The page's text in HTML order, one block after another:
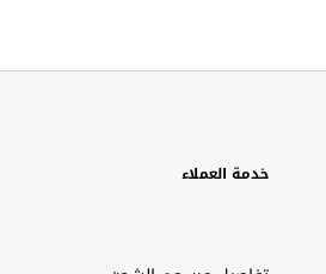
خدمة العملاء